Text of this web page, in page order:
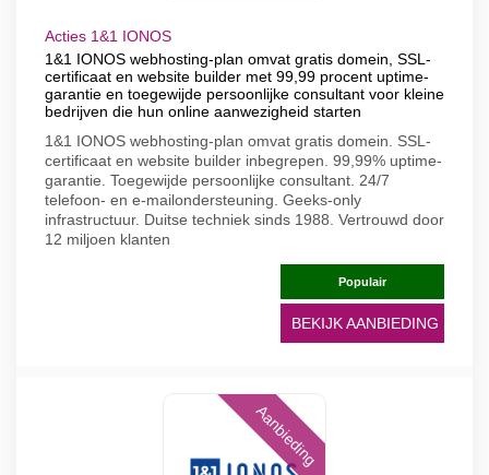
Acties 1&1 IONOS
1&1 IONOS webhosting-plan omvat gratis domein, SSL-
certificaat en website builder met 99,99 procent uptime-
garantie en toegewijde persoonlijke consultant voor kleine
bedrijven die hun online aanwezigheid starten
1&1 IONOS webhosting-plan omvat gratis domein. SSL-
certificaat en website builder inbegrepen. 99,99% uptime-
garantie. Toegewijde persoonlijke consultant. 24/7
telefoon- en e-mailondersteuning. Geeks-only
infrastructuur. Duitse techniek sinds 1988. Vertrouwd door
12 miljoen klanten
Populair
BEKIJK AANBIEDING
Aanbieding